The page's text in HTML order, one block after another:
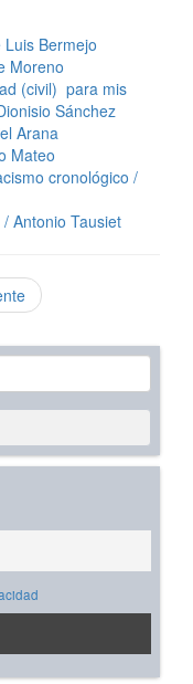
Bermejo
Moreno
(civil) para mis
Sánchez
Arana
Mateo
cronológico /
Antonio Tausiet